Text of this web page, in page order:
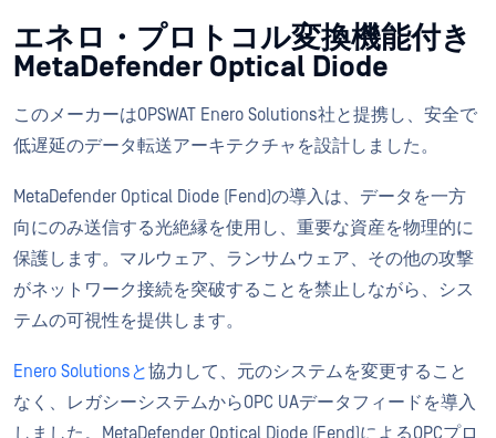
エネロ・プロトコル変換機能付き
MetaDefender Optical Diode
このメーカーはOPSWAT Enero Solutions社と提携し、安全で
低遅延のデータ転送アーキテクチャを設計しました。
MetaDefender Optical Diode (Fend)の導入は、データを一方
向にのみ送信する光絶縁を使用し、重要な資産を物理的に
保護します。マルウェア、ランサムウェア、その他の攻撃
がネットワーク接続を突破することを禁止しながら、シス
テムの可視性を提供します。
Enero Solutionsと協力して、元のシステムを変更すること
なく、レガシーシステムからOPC UAデータフィードを導入
しました。MetaDefender Optical Diode (Fend)によるOPCプロ